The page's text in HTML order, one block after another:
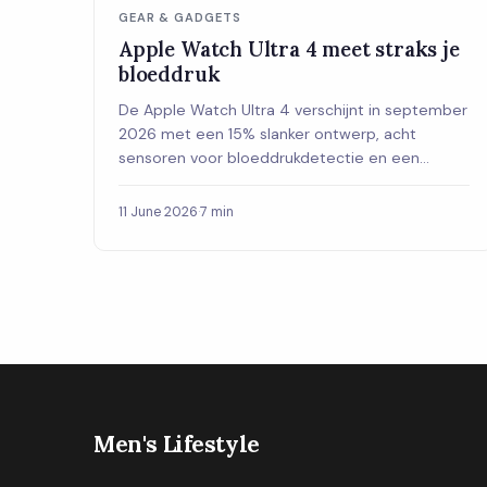
GEAR & GADGETS
Apple Watch Ultra 4 meet straks je
bloeddruk
De Apple Watch Ultra 4 verschijnt in september
2026 met een 15% slanker ontwerp, acht
sensoren voor bloeddrukdetectie en een
een rij.
11 June 2026·7 min
Men's Lifestyle